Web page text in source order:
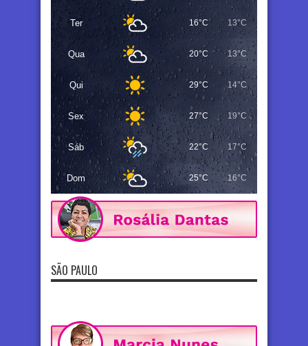
Ter 16°C 13°C
Qua 20°C 13°C
Qui 29°C 14°C
Sex 27°C 19°C
Sáb 22°C 17°C
Dom 25°C 16°C
SÃO PAULO